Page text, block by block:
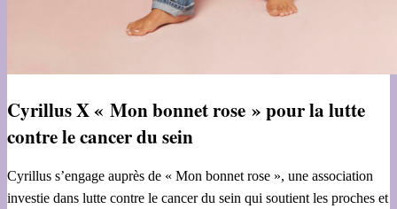
Cyrillus X « Mon bonnet rose » pour la lutte
contre le cancer du sein
Cyrillus s’engage auprès de « Mon bonnet rose », une association
investie dans lutte contre le cancer du sein qui soutient les proches et